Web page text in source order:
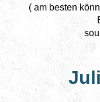
( am besten